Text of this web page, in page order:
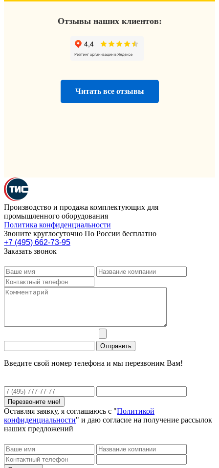
Отзывы наших клиентов:
Читать все отзывы
Производство и продажа комплектующих для
промышленного оборудования
Политика конфиденциальности
Звоните круглосуточно По России бесплатно
+7 (495) 662-73-95
Заказать звонок
Введите свой номер телефона и мы перезвоним Вам!
Оставляя заявку, я соглашаюсь с "Политикой
конфиденциальности" и даю согласие на получение рассылок
наших предложений